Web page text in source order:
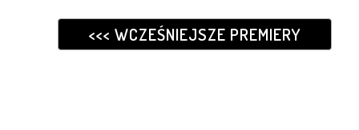
<<< WCZEŚNIEJSZE PREMIERY